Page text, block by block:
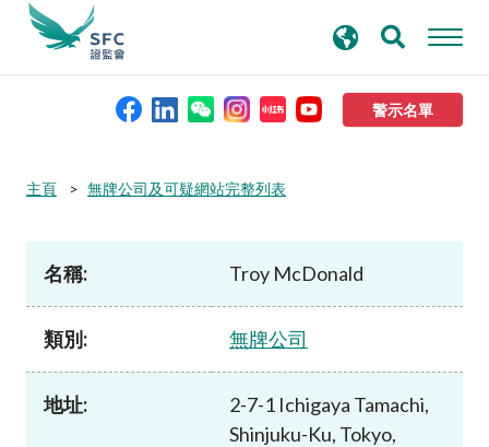
警示名單
本會簡介
規則及標準
資料庫
尋
主頁 無牌公司及可疑網站完整列表
名稱: Troy McDonald
類別: 無牌公司
地址:
2-7-1 Ichigaya Tamachi,
Shinjuku-Ku, Tokyo,